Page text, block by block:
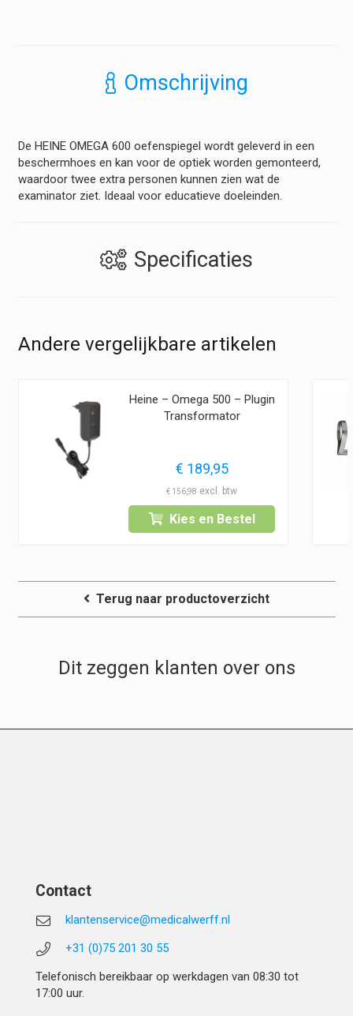
Omschrijving
De HEINE OMEGA 600 oefenspiegel wordt geleverd in een
beschermhoes en kan voor de optiek worden gemonteerd,
waardoor twee extra personen kunnen zien wat de
examinator ziet. Ideaal voor educatieve doeleinden.
Specificaties
Andere vergelijkbare artikelen
Heine – Omega 500 – Plugin
Transformator
€ 189,95
€ 156,98
Kies en Bestel
Terug naar productoverzicht
Dit zeggen klanten over ons
Contact
klantenservice@medicalwerff.nl
+31 (0)75 201 30 55
Telefonisch bereikbaar op werkdagen van 08:30 tot
17:00 uur.